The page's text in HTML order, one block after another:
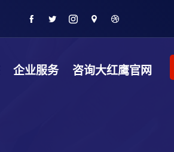
企业服务 咨询大红鹰官网